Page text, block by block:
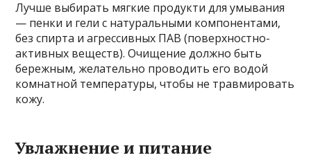
Лучше выбирать мягкие продукти для умывания
— пенки и гели с натуральными компонентами,
без спирта и агрессивных ПАВ (поверхностно-
активных веществ). Очищение должно быть
бережным, желательно проводить его водой
комнатной температуры, чтобы не травмировать
кожу.
Увлажнение и питание